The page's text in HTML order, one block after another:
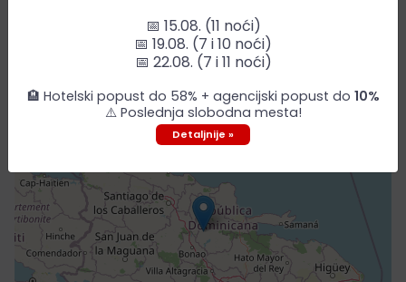
📅 15.08. (11 noći)
📅 19.08. (7 i 10 noći)
📅 22.08. (7 i 11 noći)
🏨 Hotelski popust do 58% + agencijski popust do 10%
⚠️ Poslednja slobodna mesta!
Detaljnije »